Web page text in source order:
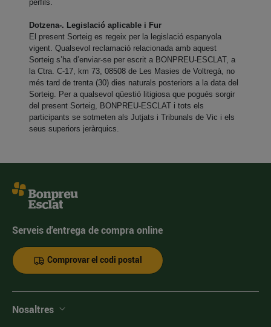
perfils.
Dotzena-. Legislació aplicable i Fur
El present Sorteig es regeix per la legislació espanyola
vigent. Qualsevol reclamació relacionada amb aquest
Sorteig s’ha d’enviar-se per escrit a BONPREU-ESCLAT, a
la Ctra. C-17, km 73, 08508 de Les Masies de Voltregà, no
més tard de trenta (30) dies naturals posteriors a la data del
Sorteig. Per a qualsevol qüestió litigiosa que pogués sorgir
del present Sorteig, BONPREU-ESCLAT i tots els
participants se sotmeten als Jutjats i Tribunals de Vic i els
seus superiors jeràrquics.
Serveis d'entrega de compra online
Comprovar el codi postal
Nosaltres